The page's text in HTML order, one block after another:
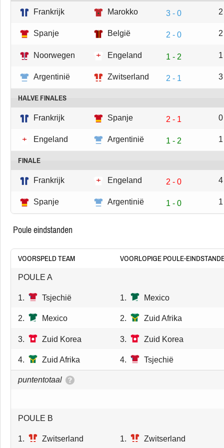
Frankrijk Marokko 3 - 0
Spanje België 2 - 0
Noorwegen Engeland 1 - 2
Argentinië Zwitserland 2 - 1
HALVE FINALES
Frankrijk Spanje 2 - 1
Engeland Argentinië 1 - 2
FINALE
Frankrijk Engeland 2 - 0
Spanje Argentinië 1 - 0
poule eindstanden
VOORSPELD TEAM VOORLOPIGE POULE-
POULE A
1. Tsjechië 1. Mexico
2. Mexico 2. Zuid Afrika
3. Zuid Korea 3. Zuid Korea
4. Zuid Afrika 4. Tsjechië
puntentotaal
POULE B
1. Zwitserland 1. Zwitserland